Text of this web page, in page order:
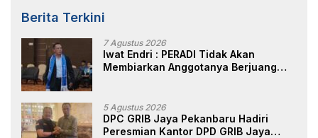
Berita Terkini
7 Agustus 2026
Iwat Endri : PERADI Tidak Akan
Membiarkan Anggotanya Berjuang
5 Agustus 2026
DPC GRIB Jaya Pekanbaru Hadiri
Peresmian Kantor DPD GRIB Jaya